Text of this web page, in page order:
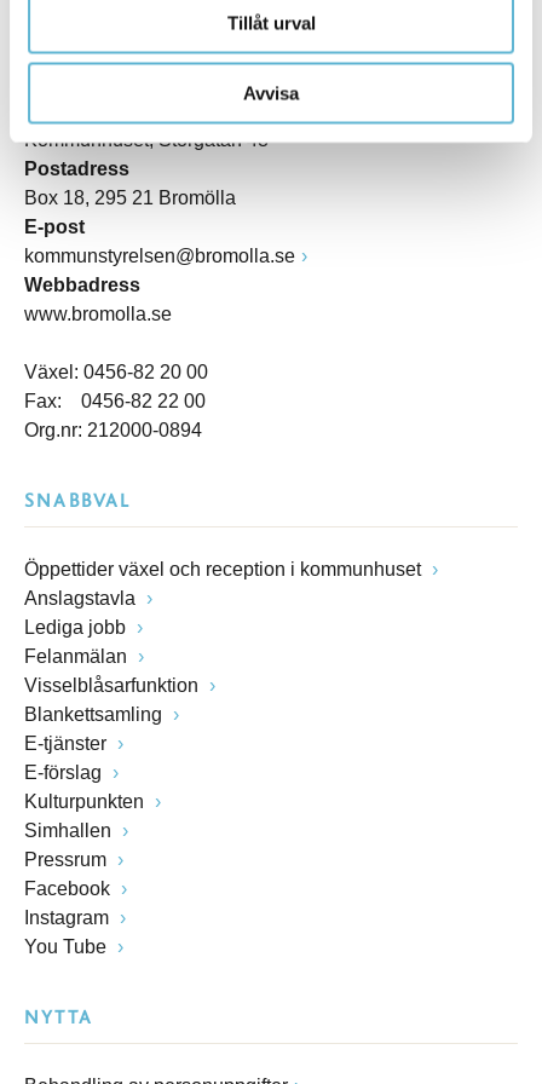
Tillåt urval
Avvisa
Kommunhuset, Storgatan 48
Postadress
Box 18, 295 21 Bromölla
E-post
kommunstyrelsen@bromolla.se
Webbadress
www.bromolla.se
Växel: 0456-82 20 00
Fax: 0456-82 22 00
Org.nr: 212000-0894
SNABBVAL
Öppettider växel och reception i kommunhuset
Anslagstavla
Lediga jobb
Felanmälan
Visselblåsarfunktion
Blankettsamling
E-tjänster
E-förslag
Kulturpunkten
Simhallen
Pressrum
Facebook
Instagram
You Tube
NYTTA